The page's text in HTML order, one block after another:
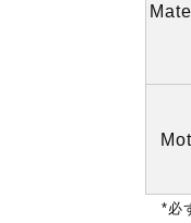
*必